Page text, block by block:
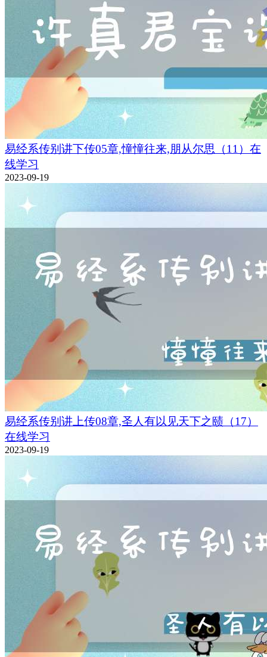
易经系传别讲下传05章,憧憧往来,朋从尔思（11）在
线学习
2023-09-19
易经系传别讲上传08章,圣人有以见天下之赜（17）
在线学习
2023-09-19